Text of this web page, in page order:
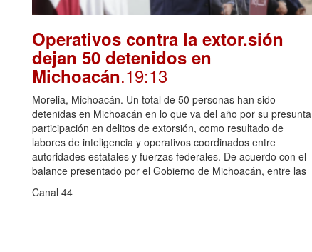
Operativos contra la extor.sión
dejan 50 detenidos en
Michoacán.19:13
Morelia, Michoacán. Un total de 50 personas han sido
detenidas en Michoacán en lo que va del año por su presunta
participación en delitos de extorsión, como resultado de
labores de inteligencia y operativos coordinados entre
autoridades estatales y fuerzas federales. De acuerdo con el
balance presentado por el Gobierno de Michoacán, entre las
Canal 44